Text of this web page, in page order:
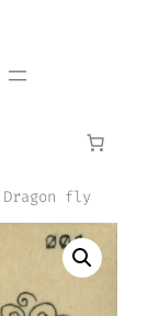
fly